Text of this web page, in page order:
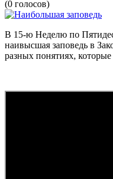
(0 голосов)
В 15-ю Неделю по
наивысшая заповедь в
разных понятиях,